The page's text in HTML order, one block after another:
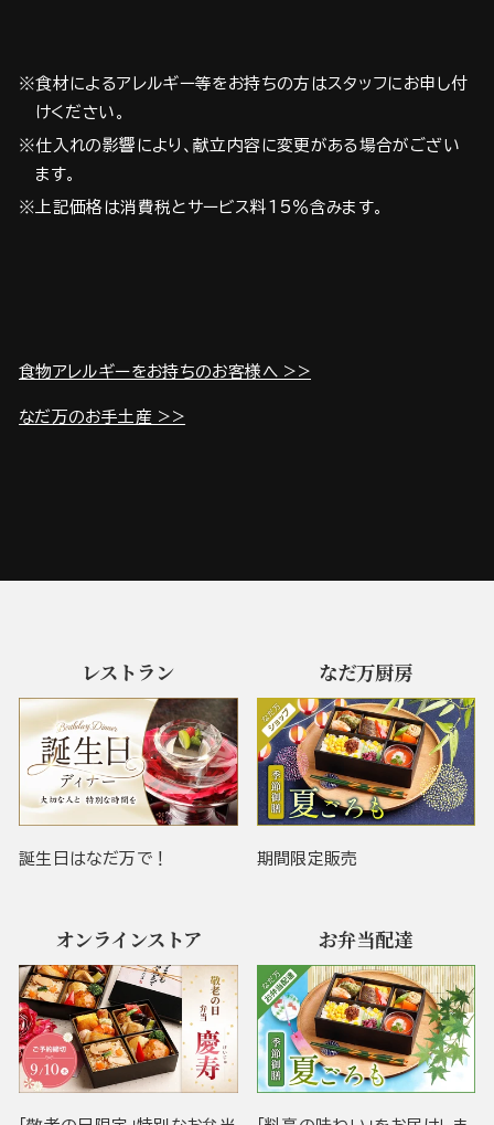
※食材によるアレルギー等をお持ちの方はスタッフにお申し付
けください。
※仕入れの影響により、献立内容に変更がある場合がござい
ます。
※上記価格は消費税とサービス料15％含みます。
食物アレルギーをお持ちのお客様へ >>
なだ万のお手土産 >>
レストラン
誕生日はなだ万で！
なだ万厨房
期間限定販売
オンラインストア お弁当配達